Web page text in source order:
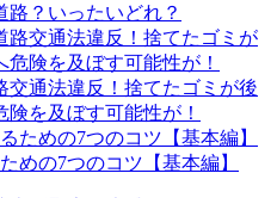
路？いったいどれ？
交通法違反！捨てたゴミが後
を及ぼす可能性が！
めの7つのコツ【基本編】